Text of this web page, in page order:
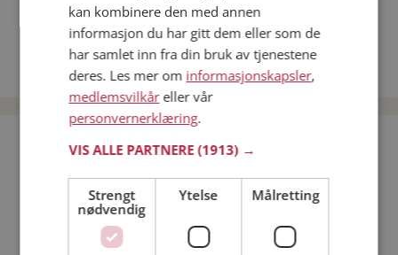
Date menn i Norge
Date kvinner i Norge
Bli medlem gratis!
Jeg er en: Mann Kvinne
Min alder:
kan kombinere den med annen
informasjon du har gitt dem eller som de
har samlet inn fra din bruk av tjenestene
deres. Les mer om informasjonskapsler,
medlemsvilkåreller vår
personvernerklæring.
VIS ALLE PARTNERE(1913) →
Strengt
nødvendig
Ytelse Målretting